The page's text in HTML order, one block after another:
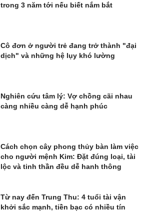
trong 3 năm tới nếu biết nắm bắt
Cô đơn ở người trẻ đang trở thành "đại
dịch" và những hệ lụy khó lường
Nghiên cứu tâm lý: Vợ chồng cãi nhau
càng nhiều càng dễ hạnh phúc
Cách chọn cây phong thủy bàn làm việc
cho người mệnh Kim: Đặt đúng loại, tài
lộc và tinh thần đều dễ hanh thông
Từ nay đến Trung Thu: 4 tuổi tài vận
khởi sắc mạnh, tiền bạc có nhiều tín